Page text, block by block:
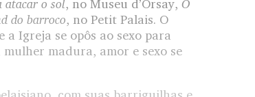
atacar o sol, no Museu d’Orsay, O
do barroco, no Petit Palais. O
Igreja se opôs ao sexo para
madura, amor e sexo se